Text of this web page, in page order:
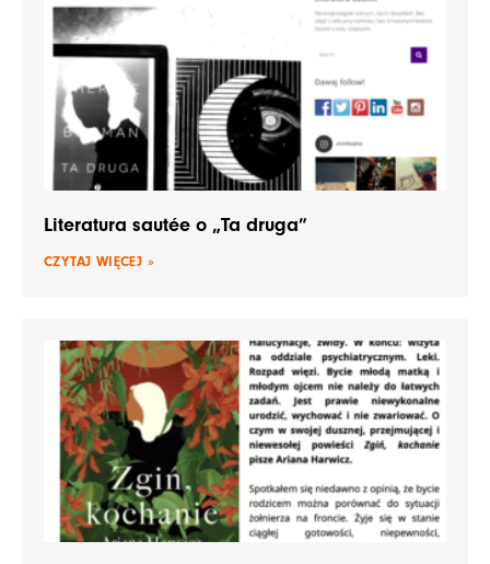
Literatura sautée o „Ta druga”
CZYTAJ WIĘCEJ »